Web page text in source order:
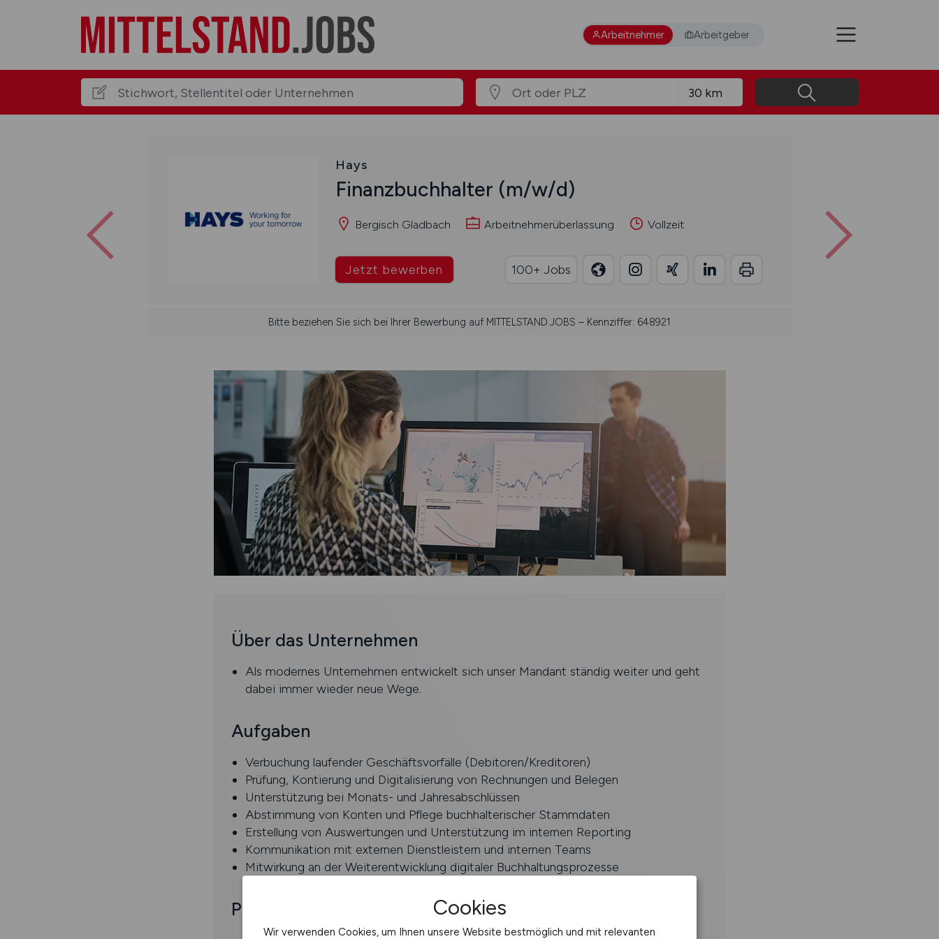
Arbeitnehmer Arbeitgeber
Hays
Finanzbuchhalter (m/w/d)
Bergisch Gladbach Arbeitnehmerüberlassung Vollzeit
Jetzt bewerben 100+ Jobs
Bitte beziehen Sie sich bei Ihrer Bewerbung auf MITTELSTAND.JOBS – Kennziffer: 648921
Über das Unternehmen
Als modernes Unternehmen entwickelt sich unser Mandant ständig weiter und geht
dabei immer wieder neue Wege.
Aufgaben
Verbuchung laufender Geschäftsvorfälle (Debitoren/Kreditoren)
Prüfung, Kontierung und Digitalisierung von Rechnungen und Belegen
Unterstützung bei Monats- und Jahresabschlüssen
Abstimmung von Konten und Pflege buchhalterischer Stammdaten
Erstellung von Auswertungen und Unterstützung im internen Reporting
Kommunikation mit externen Dienstleistern und internen Teams
Mitwirkung an der Weiterentwicklung digitaler Buchhaltungsprozesse
Profil Cookies
Wir verwenden Cookies, um Ihnen unsere Website bestmöglich und mit relevanten